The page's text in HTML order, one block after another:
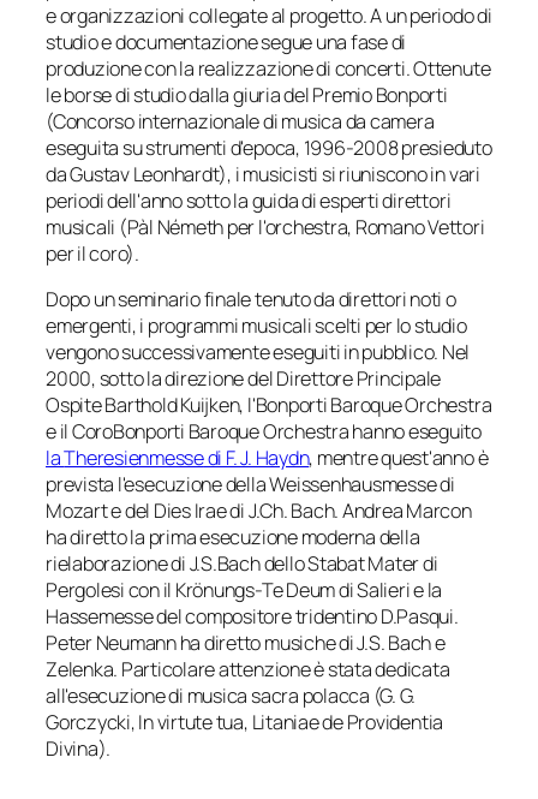
e organizzazioni collegate al progetto. A un periodo di
studio e documentazione segue una fase di
produzione con la realizzazione di concerti. Ottenute
le borse di studio dalla giuria del Premio Bonporti
(Concorso internazionale di musica da camera
eseguita su strumenti d'epoca, 1996-2008 presieduto
da Gustav Leonhardt), i musicisti si riuniscono in vari
periodi dell'anno sotto la guida di esperti direttori
musicali (Pàl Németh per l'orchestra, Romano Vettori
per il coro).
Dopo un seminario finale tenuto da direttori noti o
emergenti, i programmi musicali scelti per lo studio
vengono successivamente eseguiti in pubblico. Nel
2000, sotto la direzione del Direttore Principale
Ospite Barthold Kuijken, l'Bonporti Baroque Orchestra
e il CoroBonporti Baroque Orchestrahanno eseguito
laTheresienmessedi F. J. Haydn, mentre quest'anno è
prevista l'esecuzione dellaWeissenhausmessedi
Mozart e del Dies Iraedi J.Ch. Bach. Andrea Marcon
ha diretto la prima esecuzione moderna della
rielaborazione di J.S.Bach delloStabat Materdi
Pergolesi con il Krönungs-Te Deumdi Salieri e la
Hassemesse delcompositore tridentino D.Pasqui.
Peter Neumann ha diretto musiche di J.S. Bach e
Zelenka. Particolare attenzione è stata dedicata
all'esecuzione di musica sacra polacca (G. G.
Gorczycki,In virtute tua, Litaniae de Providentia
Divina).